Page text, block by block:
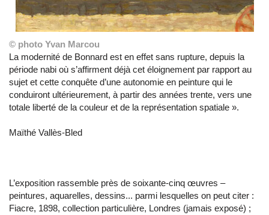
© photo Yvan Marcou
La modernité de Bonnard est en effet sans rupture, depuis la
période nabi où s’affirment déjà cet éloignement par rapport au
sujet et cette conquête d’une autonomie en peinture qui le
conduiront ultérieurement, à partir des années trente, vers une
totale liberté de la couleur et de la représentation spatiale ».
Maïthé Vallès-Bled
L’exposition rassemble près de soixante-cinq œuvres –
peintures, aquarelles, dessins... parmi lesquelles on peut citer :
Fiacre, 1898, collection particulière, Londres (jamais exposé) ;